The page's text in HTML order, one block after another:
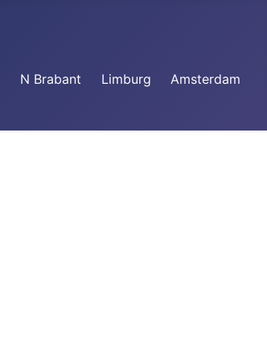
N Brabant Limburg
Amsterdam